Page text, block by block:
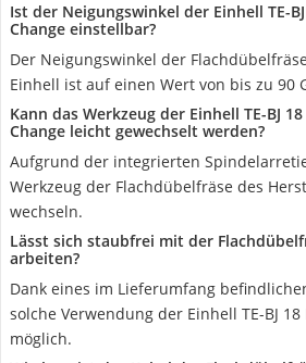
Ist der Neigungswinkel der Einhell TE-
Change einstellbar?
Der Neigungswinkel der
Einhell ist auf einen Wert von bis zu 90
Kann das Werkzeug der Einhell TE-BJ
Change leicht gewechselt werden?
Aufgrund der integrierten
Werkzeug der Flachdübelfräse des
wechseln.
Lässt sich staubfrei mit der
arbeiten?
Dank eines im Lieferumfang
solche Verwendung der Einhell TE-BJ 18
möglich.